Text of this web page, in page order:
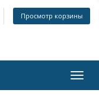
Просмотр корзины